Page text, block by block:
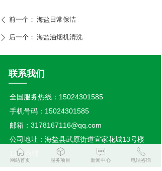
ꄴ 前一个： 海盐日常保洁
ꄲ 后一个： 海盐油烟机清洗
ꀇ
网站首页
ꁦ
服务项目
ꁳ
新闻中心
ꂅ
电话咨询
联系我们
——
全国服务热线：15024301585
手机号码：15024301585
邮箱：3178167116@qq.com
公司地址：海盐县武原街道宜家花城13号楼
11号商铺